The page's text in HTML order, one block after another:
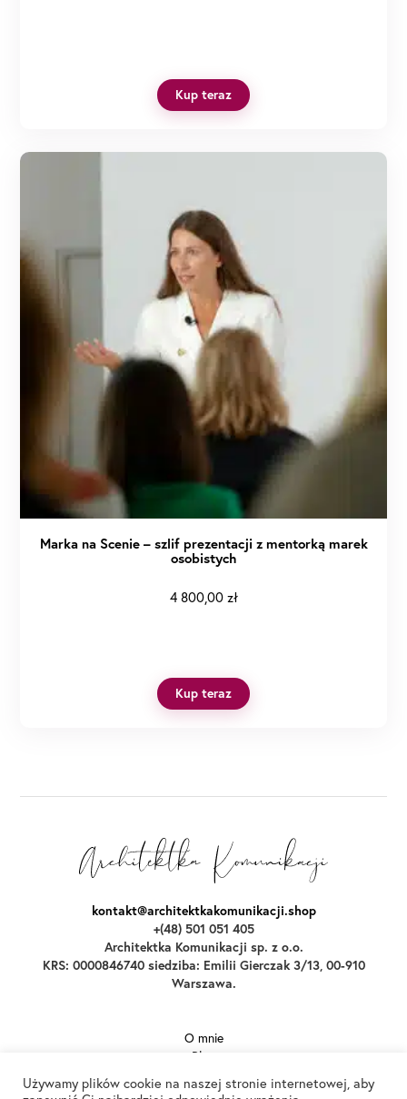
Kup teraz
Marka na Scenie – szlif prezentacji z mentorką marek
osobistych
4 800,00 zł
Kup teraz
kontakt@architektkakomunikacji.shop
+(48) 501 051 405
Architektka Komunikacji sp. z o.o.
KRS: 0000846740 siedziba: Emilii Gierczak 3/13, 00-910
Warszawa.
O mnie
Blog
Używamy plików cookie na naszej stronie internetowej, aby